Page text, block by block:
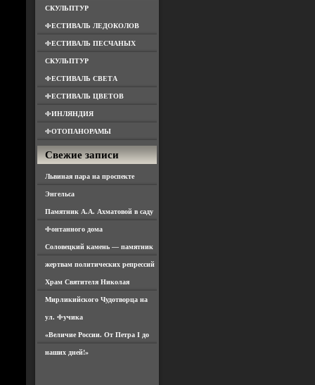
СКУЛЬПТУР
ФЕСТИВАЛЬ ЛЕДОКОЛОВ
ФЕСТИВАЛЬ ПЕСЧАНЫХ
СКУЛЬПТУР
ФЕСТИВАЛЬ СВЕТА
ФЕСТИВАЛЬ ЦВЕТОВ
ФИНЛЯНДИЯ
ФОТОПАНОРАМЫ
Свежие записи
Львиная пара на проспекте
Энгельса
Памятник А.А. Ахматовой в саду
Фонтанного дома
Соловецкий камень — памятник
жертвам политических репрессий
Храм Святителя Николая
Мирликийского Чудотворца на
ул. Фучика
«Величие России. От Петра I до
наших дней!»